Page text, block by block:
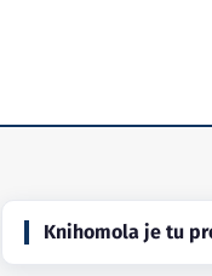
Knihomola je tu